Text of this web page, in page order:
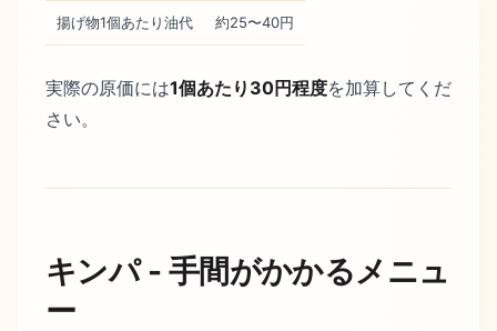
揚げ物1個あたり油代 約25〜40円
実際の原価には1個あたり30円程度を加算してくだ
さい。
キンパ - 手間がかかるメニュ
ー